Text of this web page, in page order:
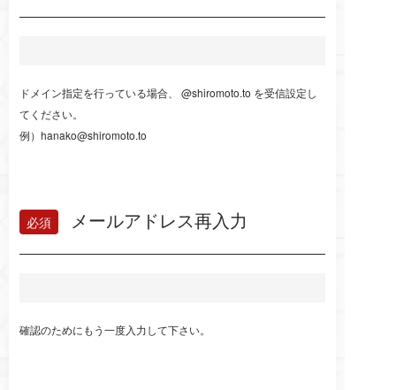
ドメイン指定を行っている場合、 @shiromoto.to を受信設定し
てください。
例）hanako@shiromoto.to
メールアドレス再入力
確認のためにもう一度入力して下さい。